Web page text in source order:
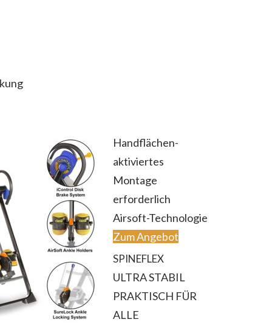
Handflächen-
aktiviertes
Montage
erforderlich
Airsoft-Technologie
Zum Angebot
SPINEFLEX
ULTRA STABIL
PRAKTISCH FÜR
ALLE